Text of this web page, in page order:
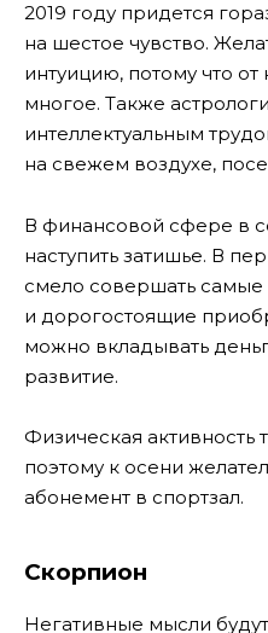
2019 году придется
на шестое чувство.
интуицию, потому что от
многое. Также
интеллектуальным
на свежем воздухе,
В финансовой сфере в
наступить затишье. В
смело совершать
и дорогостоящие
можно вкладывать
развитие.
Физическая активность
поэтому к осени
абонемент в спортзал.
Скорпион
Негативные мысли